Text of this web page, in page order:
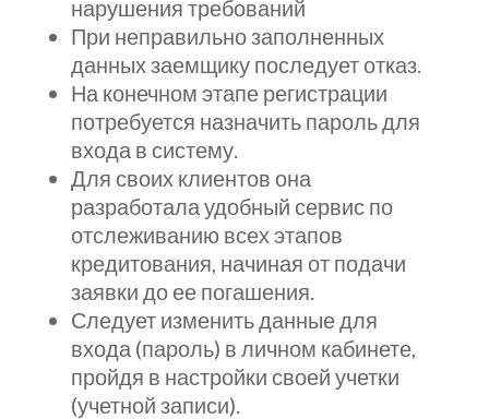
нарушения требований
При неправильно заполненных
данных заемщику последует отказ.
На конечном этапе регистрации
потребуется назначить пароль для
входа в систему.
Для своих клиентов она
разработала удобный сервис по
отслеживанию всех этапов
кредитования, начиная от подачи
заявки до ее погашения.
Следует изменить данные для
входа (пароль) в личном кабинете,
пройдя в настройки своей учетки
(учетной записи).